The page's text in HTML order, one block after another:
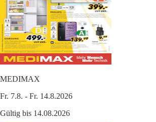
MEDIMAX
Fr. 7.8. - Fr. 14.8.2026
Gültig bis 14.08.2026